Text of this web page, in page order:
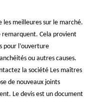
les meilleures sur le marché.
remarquent. Cela provient
pour l’ouverture
ou autres causes.
la société Les maîtres
de nouveaux joints
Le devis est un document